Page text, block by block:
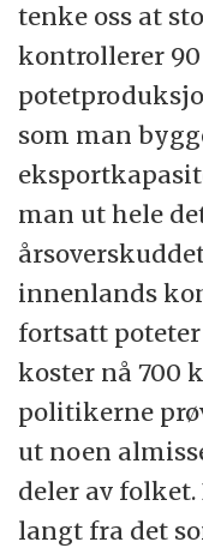
tenke oss at
kontrollerer
som man
man ut hele
innenlands
fortsatt
koster nå 700
politikerne
ut noen
deler av
langt fra det